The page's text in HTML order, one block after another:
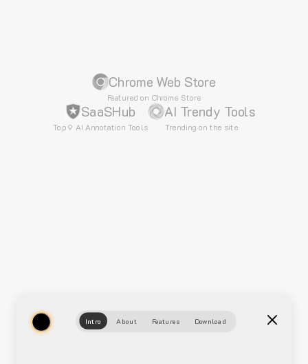
Chrome Web Store
Featured on Chrome Store
SaaSHub
Top 9 AI Annotation Tools
AI Trendy Tools
Trending on the site
Intro About Features Download